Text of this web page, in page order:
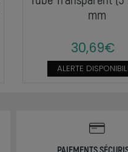
mm
30,69€
ALERTE
PAIEMENTS